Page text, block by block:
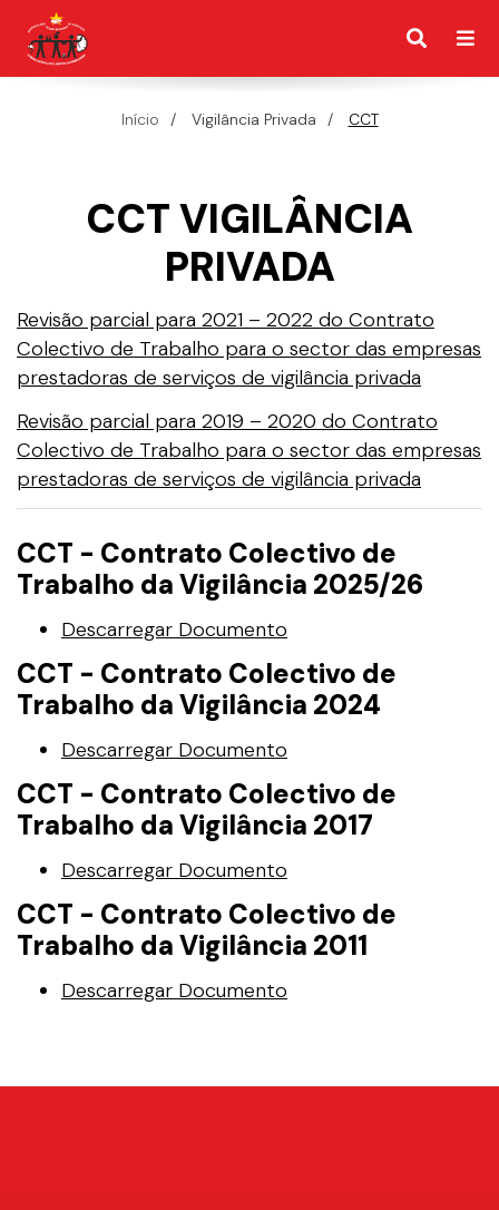
Início Vigilância Privada CCT
CCT VIGILÂNCIA
PRIVADA
Revisão parcial para 2021 – 2022 do Contrato
Colectivo de Trabalho para o sector das empresas
prestadoras de serviços de vigilância privada
Revisão parcial para 2019 – 2020 do Contrato
Colectivo de Trabalho para o sector das empresas
prestadoras de serviços de vigilância privada
CCT - Contrato Colectivo de
Trabalho da Vigilância 2025/26
Descarregar Documento
CCT - Contrato Colectivo de
Trabalho da Vigilância 2024
Descarregar Documento
CCT - Contrato Colectivo de
Trabalho da Vigilância 2017
Descarregar Documento
CCT - Contrato Colectivo de
Trabalho da Vigilância 2011
Descarregar Documento